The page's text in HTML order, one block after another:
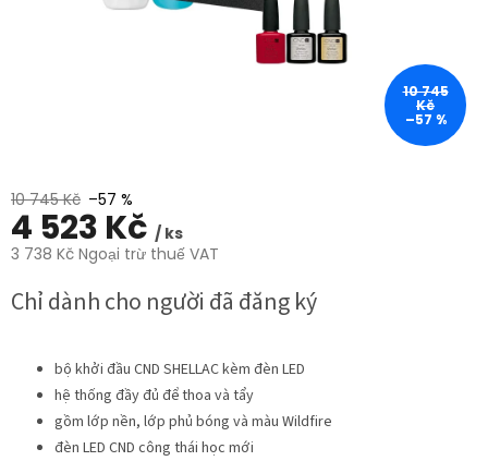
10 745
Kč
–57 %
10 745 Kč –57 %
4 523 Kč / ks
3 738 Kč Ngoại trừ thuế VAT
đo
Chỉ dành cho người đã đăng ký
bộ khởi đầu CND SHELLAC kèm đèn LED
hệ thống đầy đủ để thoa và tẩy
gồm lớp nền, lớp phủ bóng và màu Wildfire
đèn LED CND công thái học mới